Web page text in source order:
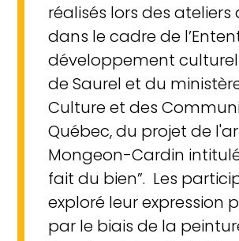
réalisés lors des
dans le cadre de
développement culturel
de Saurel et du
Culture et des
Québec, du projet de
Mongeon-Cardin intitulé
fait du bien”. Les
exploré leur expression
par le biais de la